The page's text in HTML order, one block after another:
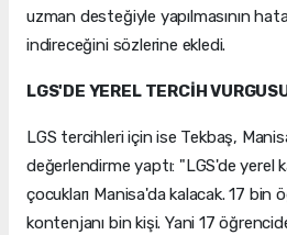
uzman desteğiyle yapılmasının
indireceğini sözlerine ekledi.
LGS'DE YEREL TERCİH
LGS tercihleri için ise Tekbaş,
değerlendirme yaptı: "LGS'de yerel
çocukları Manisa'da kalacak. 17 bin
kontenjanı bin kişi. Yani 17